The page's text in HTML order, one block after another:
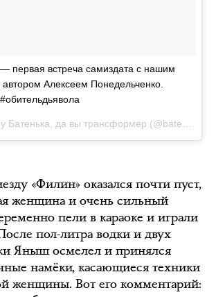
первая встреча самиздата с нашим
Алексеем Понедельченко.
A photo posted by Батенька, да вы трансформер (@batenka.ru) on
«Филин» оказался почти пуст,
женщина и очень сильный
пели в караоке и играли
пол-литра водки и двух
Яныш осмелел и принялся
намёки, касающиеся техники
женщины. Вот его комментарий: